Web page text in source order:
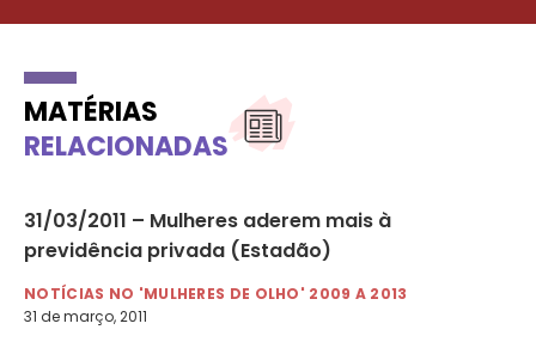
MATÉRIAS
RELACIONADAS
31/03/2011 – Mulheres aderem mais à
previdência privada (Estadão)
NOTÍCIAS NO 'MULHERES DE OLHO' 2009 A 2013
31 de março, 2011